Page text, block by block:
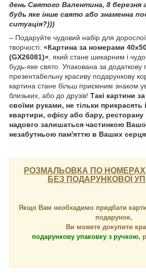
день Святого Валентина, 8 березня
будь яке інше свято або знаменна
ситуація?)))
– Подаруйте чудовий набір для
творчості: «Картина за номерами
(GX26081)», який стане шикарним і
будь-яке свято. Упакована за додаткову
презентабельну красиву подарункову
картина стане більш приємним знаком
близьких, або до друзів! Такі картини
своїми руками, не тільки прикрасять
квартири, офісу або бару, ресторану
надовго залишаться частинкою
незабутньою пам'яттю в Ваших
РОЗМАЛЬОВКА ПО НОМЕРАХ
БЕЗ ПОДАРУНКОВОЇ
Якщо Вам необхадимо придбати
подарунок,
Ви можете докупити
подарункову упаковку з ручкою,